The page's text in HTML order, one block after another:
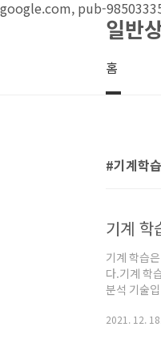
google.com, pub-
본문 바로가기
일반
홈
기계학
기계 학
기계 학습
다.기계 학
분석 기술
적응적으로
2021. 12. 18.